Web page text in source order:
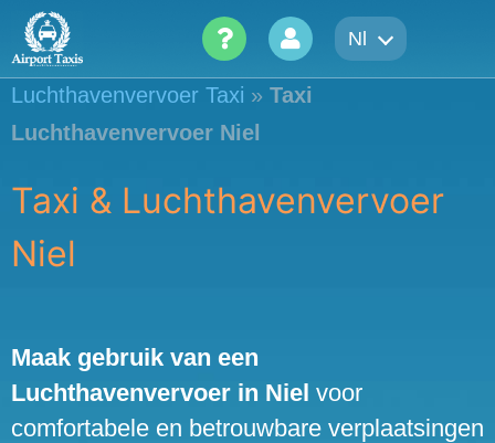
Skip
content
Nl
Luchthavenvervoer Taxi » Taxi
Luchthavenvervoer Niel
Taxi & Luchthavenvervoer
Niel
Maak gebruik van een
Luchthavenvervoer in Niel voor
comfortabele en betrouwbare verplaatsingen